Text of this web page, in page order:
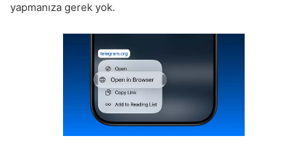
yapmanıza gerek yok.